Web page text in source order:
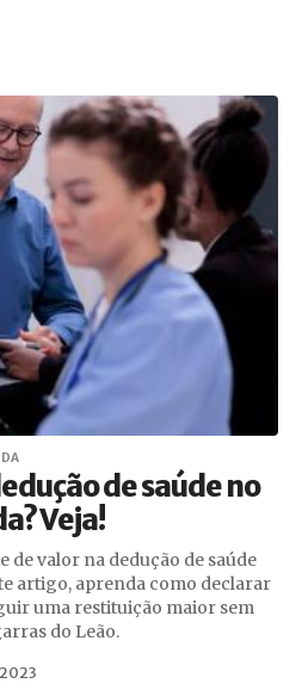
de saúde no
Veja!
de valor na dedução de saúde
artigo, aprenda como declarar
uma restituição maior sem
do Leão.